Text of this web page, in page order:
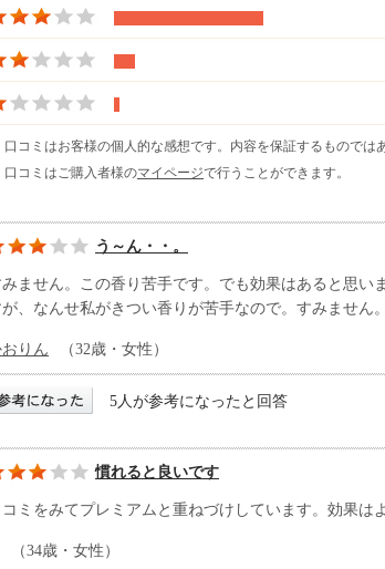
コミはお客様の個人的な感想です。内容を保証するものでは
コミはご購入者様のマイページで行うことができます。
う～ん・・。
ません。この香り苦手です。でも効果はあると思
、なんせ私がきつい香りが苦手なので。すみません。
りん （32歳・女性）
5人が参考になったと回答
慣れると良いです
ミをみてプレミアムと重ねづけしています。効果は
（34歳・女性）